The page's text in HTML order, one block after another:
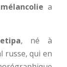
mélancolie a
, né à
russe, qui en